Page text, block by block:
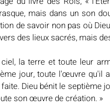
mais dans un son
de savoir non pas où
des lieux sacrés, mais
ciel, la terre et toute leur
jour, toute l'œuvre qu'il
Dieu bénit le septième
son œuvre de création. »